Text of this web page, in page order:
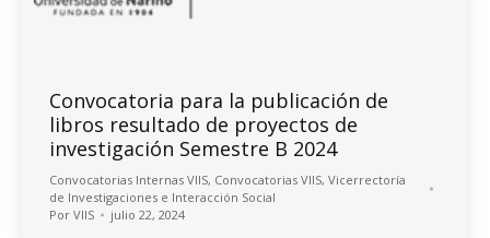
Convocatoria para la publicación de
libros resultado de proyectos de
investigación Semestre B 2024
Convocatorias Internas VIIS, Convocatorias VIIS, Vicerrectoría
de Investigaciones e Interacción Social
Por VIIS julio 22, 2024